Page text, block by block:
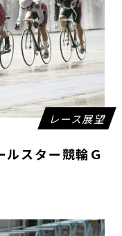
レース展望
スター競輪Ｇ